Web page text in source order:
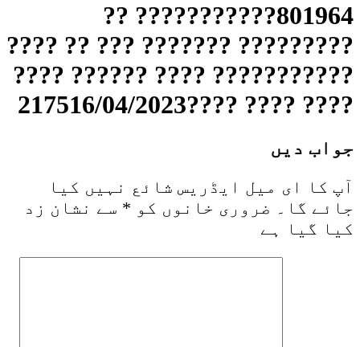
801964??????????? ??
????????? ??????? ??? ?? ????
??????????? ???? ?????? ????
???? ???? ????217516/04/2023
جواب دیں
آپ کا ای میل ایڈریس شائع نہیں کیا
جائے گا۔
ضروری خانوں کو * سے نشان زد
کیا گیا ہے